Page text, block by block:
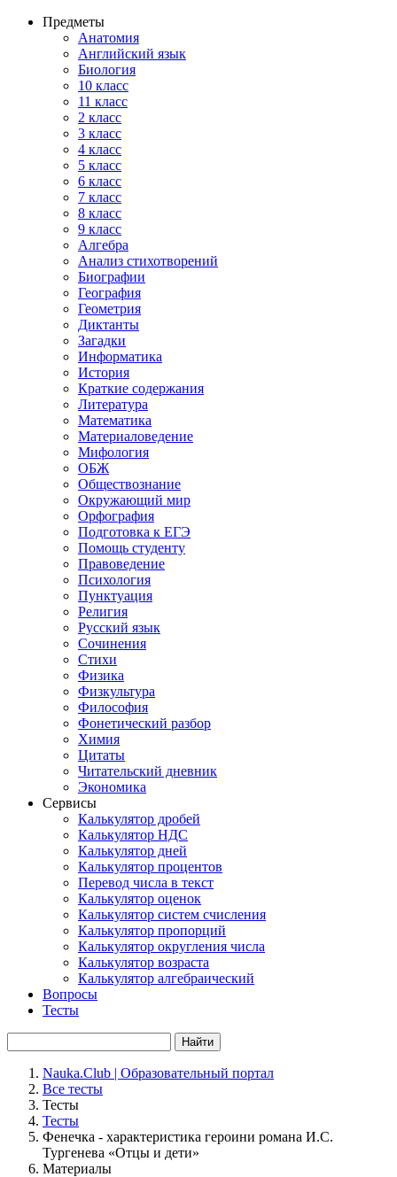
Предметы
Анатомия
Английский язык
Биология
10 класс
11 класс
2 класс
3 класс
4 класс
5 класс
6 класс
7 класс
8 класс
9 класс
Алгебра
Анализ стихотворений
Биографии
География
Геометрия
Диктанты
Загадки
Информатика
История
Краткие содержания
Литература
Математика
Материаловедение
Мифология
ОБЖ
Обществознание
Окружающий мир
Орфография
Подготовка к ЕГЭ
Помощь студенту
Правоведение
Психология
Пунктуация
Религия
Русский язык
Сочинения
Стихи
Физика
Физкультура
Философия
Фонетический разбор
Химия
Цитаты
Читательский дневник
Экономика
Сервисы
Калькулятор дробей
Калькулятор НДС
Калькулятор дней
Калькулятор процентов
Перевод числа в текст
Калькулятор оценок
Калькулятор систем счисления
Калькулятор пропорций
Калькулятор округления числа
Калькулятор возраста
Калькулятор алгебраический
Вопросы
Тесты
Найти
Nauka.Club | Образовательный портал
Все тесты
Тесты
Тесты
Фенечка - характеристика героини романа И.С.
Тургенева «Отцы и дети»
Материалы